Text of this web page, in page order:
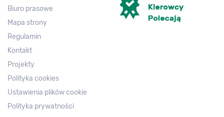
Biuro prasowe
Mapa strony
Regulamin
Kontakt
Projekty
Polityka cookies
Ustawienia plików cookie
Polityka prywatności